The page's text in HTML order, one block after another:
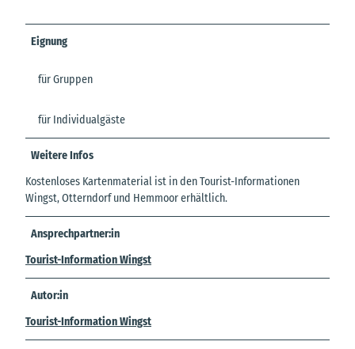
Eignung
für Gruppen
für Individualgäste
Weitere Infos
Kostenloses Kartenmaterial ist in den Tourist-Informationen
Wingst, Otterndorf und Hemmoor erhältlich.
Ansprechpartner:in
Tourist-Information Wingst
Autor:in
Tourist-Information Wingst